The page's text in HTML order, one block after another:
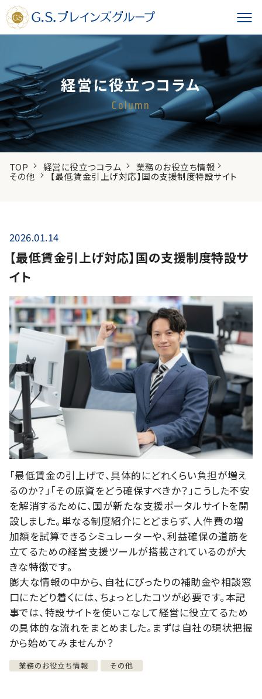
経営に役立つコラム
Column
TOP 経営に役立つコラム 業務のお役立ち情報
その他 【最低賃金引上げ対応】国の支援制度特設サイト
2026.01.14
【最低賃金引上げ対応】国の支援制度特設サ
イト
「最低賃金の引上げで、具体的にどれくらい負担が増え
るのか？」「その原資をどう確保すべきか？」こうした不安
を解消するために、国が新たな支援ポータルサイトを開
設しました。単なる制度紹介にとどまらず、人件費の増
加額を試算できるシミュレーターや、利益確保の道筋を
立てるための経営支援ツールが搭載されているのが大
きな特徴です。
膨大な情報の中から、自社にぴったりの補助金や相談窓
口にたどり着くには、ちょっとしたコツが必要です。本記
事では、特設サイトを使いこなして経営に役立てるため
の具体的な流れをまとめました。まずは自社の現状把握
から始めてみませんか？
業務のお役立ち情報 その他